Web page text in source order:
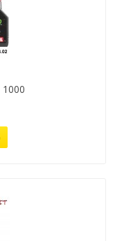
1000